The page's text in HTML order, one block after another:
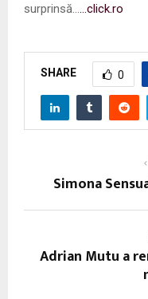
surprinsă…
…click.ro
SHARE 0
Simona
Adrian Mutu a